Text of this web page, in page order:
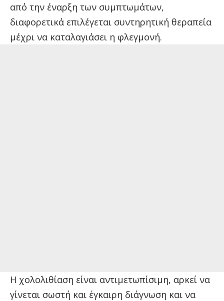
από την έναρξη των συμπτωμάτων,
διαφορετικά επιλέγεται συντηρητική θεραπεία
μέχρι να καταλαγιάσει η φλεγμονή.
Η χολολιθίαση είναι αντιμετωπίσιμη, αρκεί να
γίνεται σωστή και έγκαιρη διάγνωση και να